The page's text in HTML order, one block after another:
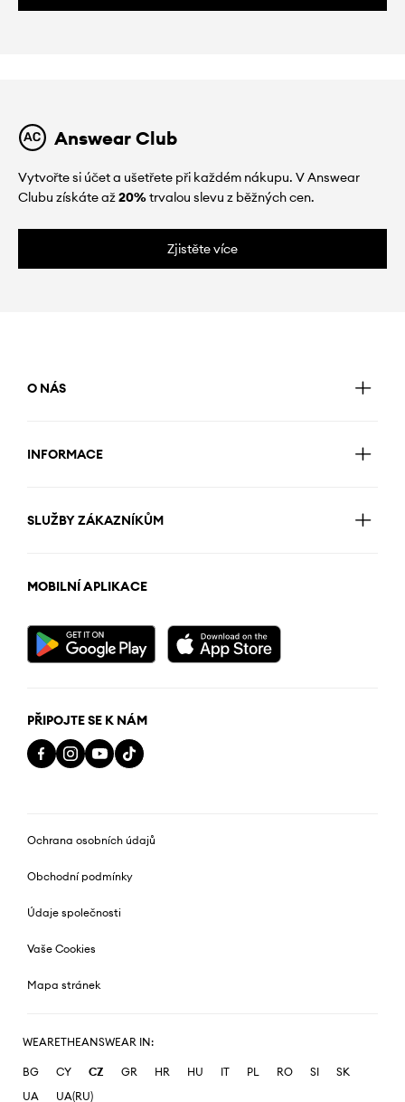
Answear Club
Vytvořte si účet a ušetřete při každém nákupu. V Answear
Clubu získáte až20%trvalou slevu z běžných cen.
Zjistěte více
O NÁS
INFORMACE
SLUŽBY ZÁKAZNÍKŮM
MOBILNÍ APLIKACE
PŘIPOJTE SE K NÁM
Ochrana osobních údajů
Obchodní podmínky
Údaje společnosti
Vaše Cookies
Mapa stránek
WEARETHEANSWEAR IN:
BG CY CZ GR HR HU IT PL RO SI
SK
UA
UA(RU)